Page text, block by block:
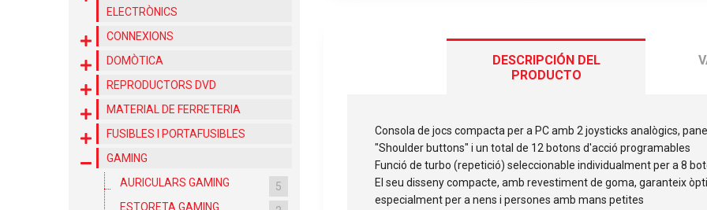
ELECTRÒNICS
CONNEXIONS
DOMÒTICA
REPRODUCTORS DVD
MATERIAL DE FERRETERIA
FUSIBLES I PORTAFUSIBLES
GAMING
AURICULARS GAMING
5
ESTORETA GAMING
DESCRIPCIÓN DEL
PRODUCTO
Consola de jocs compacta per a PC amb 2 joysticks analògics,
"Shoulder buttons" i un total de 12 botons d'acció programables
Funció de turbo (repetició) seleccionable individualment per a 8
El seu disseny compacte, amb revestiment de goma, garanteix
especialment per a nens i persones amb mans petites